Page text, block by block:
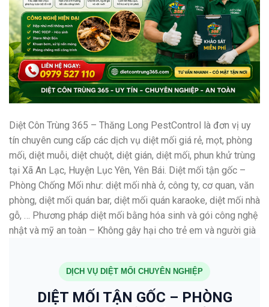
Diệt Côn Trùng 365 – Thăng Long PestControl là đơn vị uy
tín chuyên cung cấp các dịch vụ diệt mối giá rẻ, mọt, phòng
mối, diệt muỗi, diệt chuột, diệt gián, diệt mối, phun khử trùng
tại Xã An Lạc, Huyện Lục Yên, Yên Bái. Diệt mối tận gốc –
Phòng Chống Mối như: diệt mối nhà ở, công ty, cơ quan, văn
phòng, diệt mối quán bar, diệt mối quán karaoke, diệt mối nhà
gỗ, … Phương pháp diệt mối bằng hóa sinh và gói công nghệ
nhật và mỹ an toàn – Không gây hại cho trẻ em và người già
DỊCH VỤ DIỆT MỐI CHUYÊN NGHIỆP
DIỆT MỐI TẬN GỐC – PHÒNG